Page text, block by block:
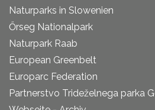
Naturparks in Slowenien
Őrseg Nationalpark
Naturpark Raab
European Greenbelt
Europarc Federation
Partnerstvo Trideželnega parka